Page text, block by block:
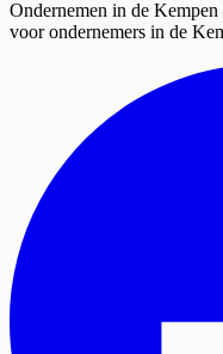
Ondernemen in de Kempen
voor ondernemers in de